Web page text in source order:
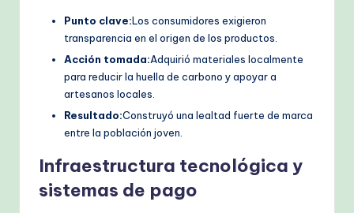
Punto clave:Los consumidores exigieron
transparencia en el origen de los productos.
Acción tomada:Adquirió materiales localmente
para reducir la huella de carbono y apoyar a
artesanos locales.
Resultado:Construyó una lealtad fuerte de marca
entre la población joven.
Infraestructura tecnológica y
sistemas de pago